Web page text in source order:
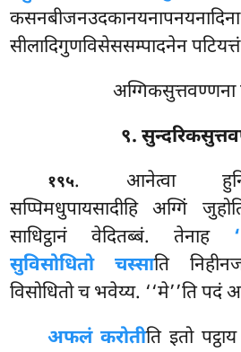
सीलादिगुणविसेससम्पादनेन
अग्गिकसुत्तवण्णना
९.
१९५. आनेत्वा
सप्पिमधुपायसादीहि अग्गिं
साधिट्ठानं वेदितब्बं. तेनाह
सुविसोधितो चस्साति
विसोधितो च भवेय्य. ‘‘मे’’ति पदं
अफलं करोतीति इतो